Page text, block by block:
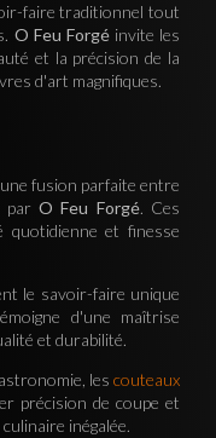
faire traditionnel tout
O Feu Forgéinvite les
et la précision de la
d'art magnifiques.
, une fusion parfaite entre
par O Feu Forgé. Ces
quotidienne et finesse
le savoir-faire unique
d'une maîtrise
et durabilité.
les couteaux
précision de coupe et
inégalée.